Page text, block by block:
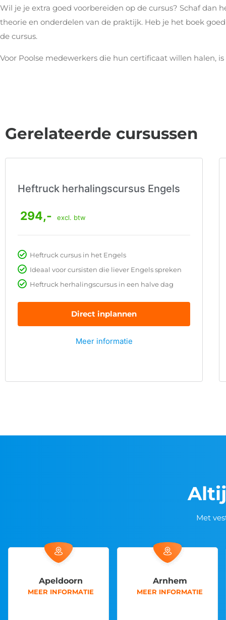
Wil je je extra goed voorbereiden op de cursus? Schaf dan
theorie en onderdelen van de praktijk. Heb je het boek
de cursus.
Voor Poolse medewerkers die hun certificaat willen halen, is
Gerelateerde cursussen
Heftruck herhalingscursus Engels
294,- excl. btw
Heftruck cursus in het Engels
Ideaal voor cursisten die liever Engels spreken
Heftruck herhalingscursus in een halve dag
Direct inplannen
Meer informatie
Met
MEER INFORMATIE MEER